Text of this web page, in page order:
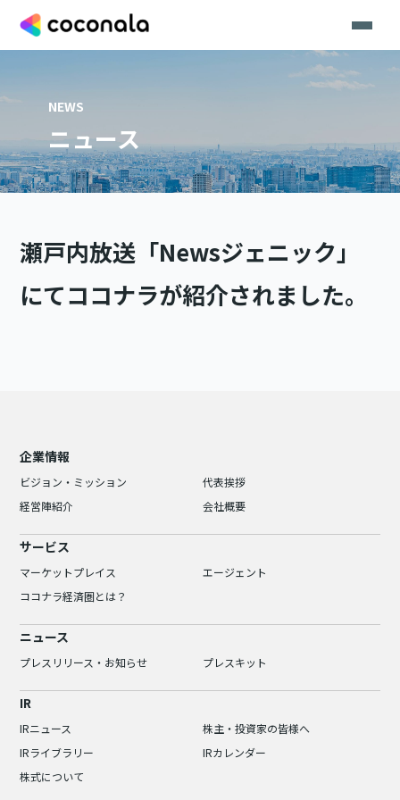
NEWS
ニュース
瀬戸内放送「Newsジェニック」
にてココナラが紹介されました。
企業情報
ビジョン・ミッション
代表挨拶
経営陣紹介
会社概要
サービス
マーケットプレイス
エージェント
ココナラ経済圏とは？
ニュース
プレスリリース・お知らせ プレスキット
IR
IRニュース
株主・投資家の皆様へ
IRライブラリー
IRカレンダー
株式について